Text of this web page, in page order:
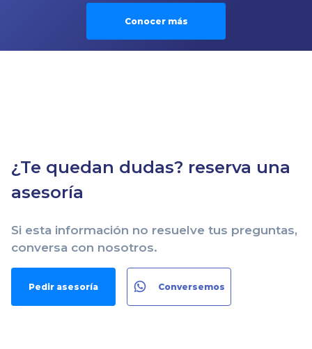
Conocer más
¿Te quedan dudas? reserva una
asesoría
Si esta información no resuelve tus preguntas,
conversa con nosotros.
Pedir asesoría Conversemos